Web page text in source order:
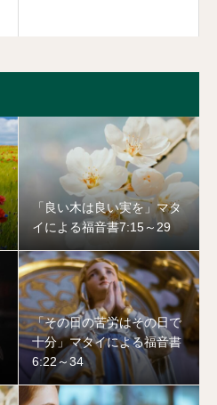
「良い木は良い実を」マタ
イによる福音書7:15～29
「その日の苦労はその日で
十分」マタイによる福音書
6:22～34